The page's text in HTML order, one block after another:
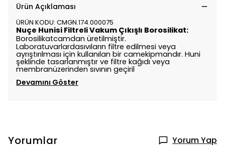
Ürün Açıklaması
ÜRÜN KODU: CMGN.174.000075
Nuçe Hunisi Filtreli Vakum Çıkışlı Borosilikat:
Borosilikatcamdan üretilmiştir.
Laboratuvarlardasıvıların filtre edilmesi veya
ayrıştırılması için kullanılan bir camekipmandır. Huni
şeklinde tasarlanmıştır ve filtre kağıdı veya
membranüzerinden sıvının geçiril
Devamını Göster
Yorumlar Yorum Yap